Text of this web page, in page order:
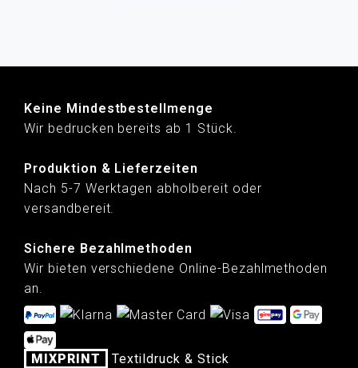
Keine Mindestbestellmenge
Wir bedrucken bereits ab 1 Stück.
Produktion & Lieferzeiten
Nach 5-7 Werktagen abholbereit oder
versandbereit.
Sichere Bezahlmethoden
Wir bieten verschiedene Online-Bezahlmethoden
an.
MIXPRINT
Textildruck & Stick